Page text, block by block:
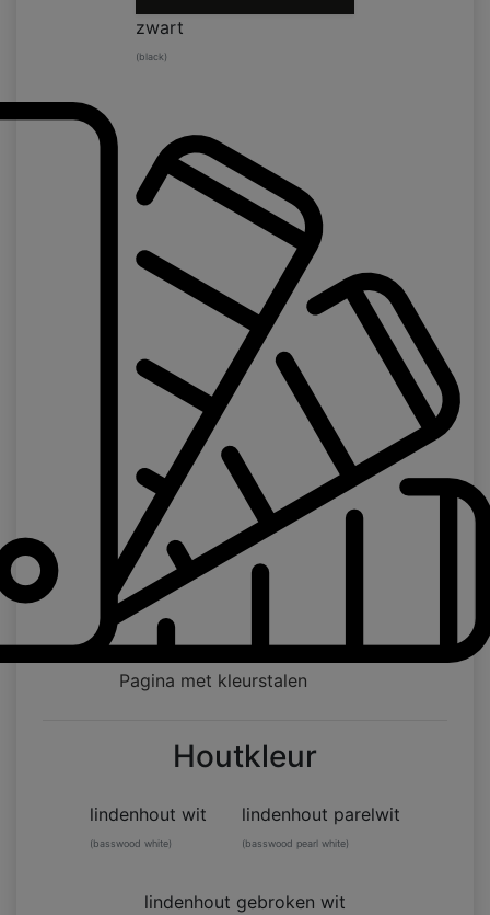
zwart
(black)
Pagina met kleurstalen
Houtkleur
lindenhout wit
(basswood white)
lindenhout parelwit
(basswood pearl white)
lindenhout gebroken wit